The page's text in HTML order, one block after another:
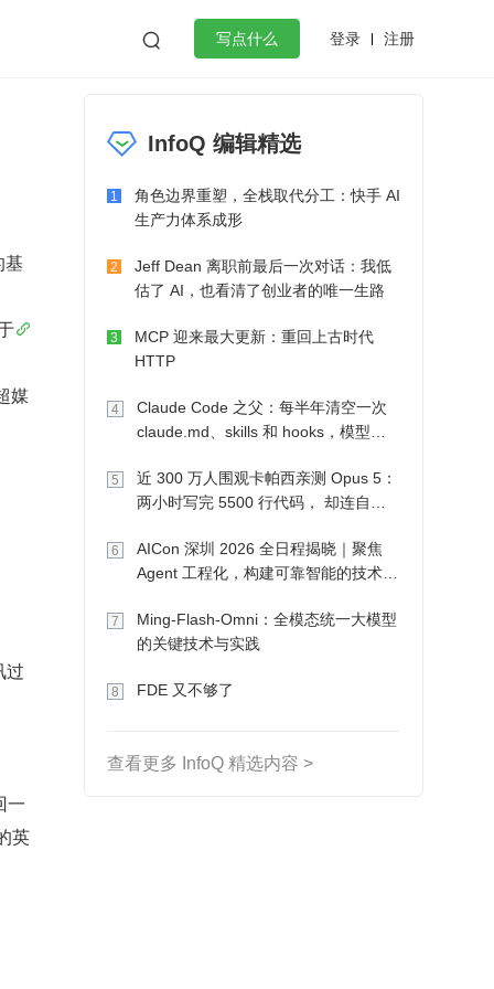
 写点什么 登录 注册
微服务架构 flutter
基
媒
过
一
英
InfoQ 编辑精选
1
角色边界重塑，全栈取代分工：快手 AI
生产力体系成形
2
Jeff Dean 离职前最后一次对话：我低
估了 AI，也看清了创业者的唯一生路
3
MCP 迎来最大更新：重回上古时代
HTTP
4
Claude Code 之父：每半年清空一次
claude.md、skills 和 hooks，模型自
5
近 300 万人围观卡帕西亲测 Opus 5：
两小时写完 5500 行代码， 却连自己
6
AICon 深圳 2026 全日程揭晓｜聚焦
Agent 工程化，构建可靠智能的技术路
7
Ming-Flash-Omni：全模态统一大模型
的关键技术与实践
8 FDE 又不够了
查看更多 InfoQ 精选内容 >